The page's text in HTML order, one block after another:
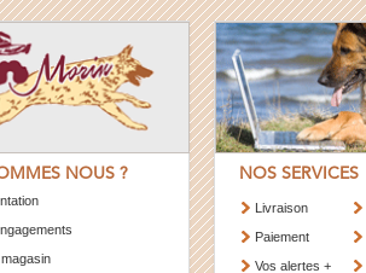
NOUS ? NOS SERVICES
Livraison
Paiement
Vos alertes +